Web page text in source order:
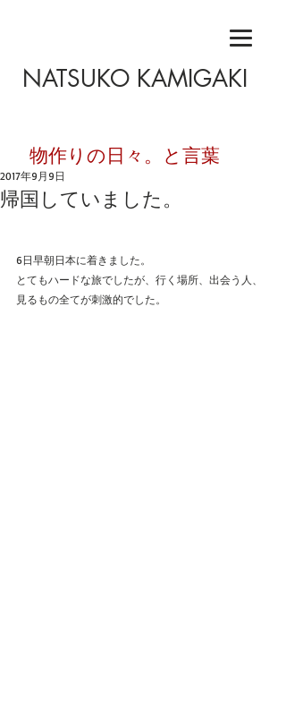
NATSUKO KAMIGAKI
​物作りの日々。と言葉
帰国していました。
2017年9月9日
6日早朝日本に着きました。
とてもハードな旅でしたが、行く場所、出会う人、
見るもの全てが刺激的でした。